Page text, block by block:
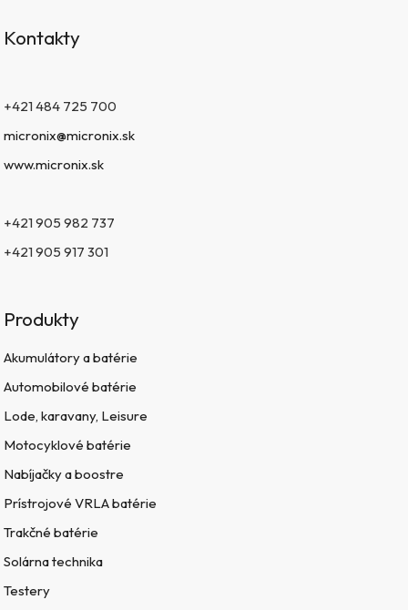
Kontakty
+421 484 725 700
micronix@micronix.sk
www.micronix.sk
+421 905 982 737
+421 905 917 301
Produkty
Akumulátory a batérie
Automobilové batérie
Lode, karavany, Leisure
Motocyklové batérie
Nabíjačky a boostre
Prístrojové VRLA batérie
Trakčné batérie
Solárna technika
Testery